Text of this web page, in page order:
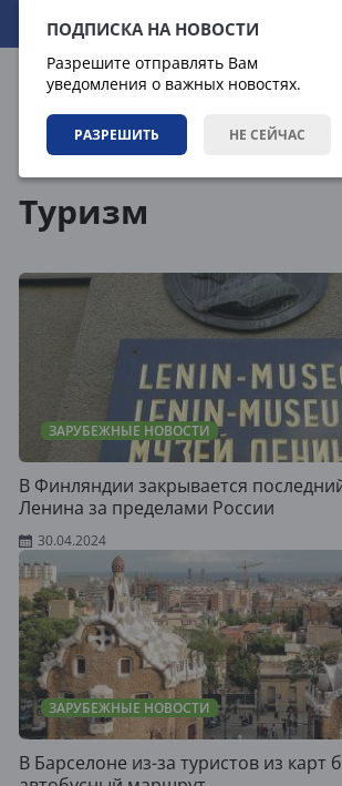
ПОДПИСКА НА НОВОСТИ
Разрешите отправлять Вам
уведомления о важных новостях.
РАЗРЕШИТЬ НЕ СЕЙЧАС
11.08.2026 00:39:01
Туризм
ЗАРУБЕЖНЫЕ НОВОСТИ
В Финляндии закрывается
Ленина за пределами России
30.04.2024
ЗАРУБЕЖНЫЕ НОВОСТИ
В Барселоне из-за туристов из карт